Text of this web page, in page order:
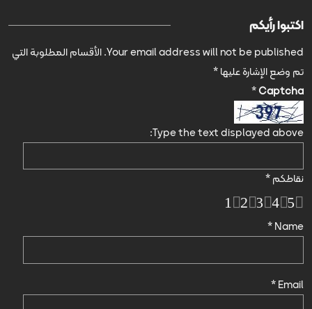
اكتبوا رأيكم
Your email address will not be published. الأقسام المطلوبة التي
تم وضع الإشارة عليها*
Name
*
Email
*
Captcha
*
Type the text displayed above:
نقاطكم*
5
4
3
2
1